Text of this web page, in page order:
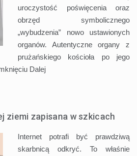
uroczystość poświęcenia oraz
obrzęd symbolicznego
„wybudzenia” nowo ustawionych
organów. Autentyczne organy z
prużańskiego kościoła po jego
Dalej
ziemi zapisana w szkicach
Internet potrafi być prawdziwą
skarbnicą odkryć. To właśnie